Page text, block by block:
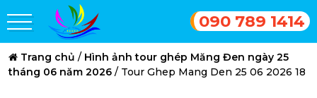
090 789 1414
Trang chủ / Hình ảnh tour ghép Măng Đen ngày 25
tháng 06 năm 2026 / Tour Ghep Mang Den 25 06 2026 18